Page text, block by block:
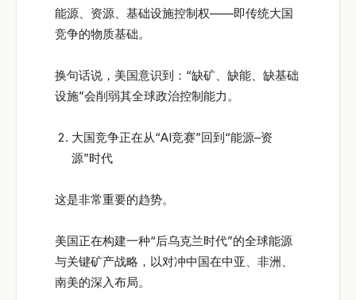
能源、资源、基础设施控制权——即传统大国
竞争的物质基础。
换句话说，美国意识到：“缺矿、缺能、缺基础
设施”会削弱其全球政治控制能力。
大国竞争正在从“AI竞赛”回到“能源–资
源”时代
这是非常重要的趋势。
美国正在构建一种“后乌克兰时代”的全球能源
与关键矿产战略，以对冲中国在中亚、非洲、
南美的深入布局。